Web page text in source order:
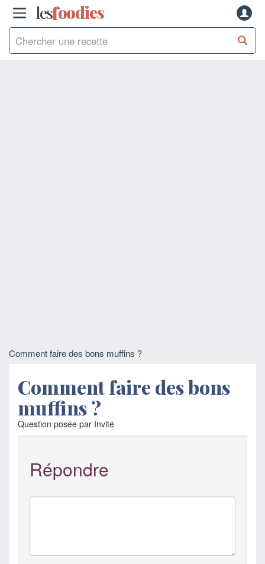
lesfoodies
Comment faire des bons muffins ?
Comment faire des bons
muffins ?
Question posée par Invité
Répondre